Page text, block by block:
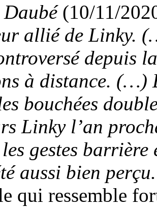
(10/11/
allié de Linky.
depuis
à distance. (…)
bouchées
Linky l’an
gestes
aussi bien
qui ressemble